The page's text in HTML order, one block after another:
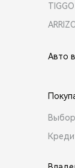
TIGGO
Авто